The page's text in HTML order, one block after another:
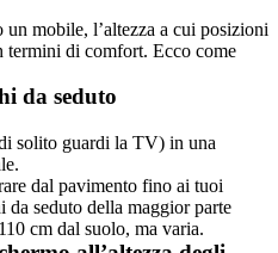
mobile, l’altezza a cui posizioni
termini di comfort. Ecco come
da seduto
solito guardi la TV) in una
dal pavimento fino ai tuoi
da seduto della maggior parte
cm dal suolo, ma varia.